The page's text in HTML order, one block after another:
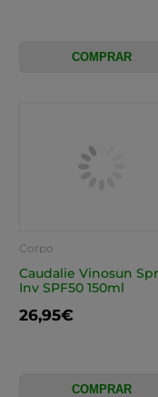
COMPRAR
Corpo
Caudalie Vinosun
Inv SPF50 150ml
26,95€
COMPRAR